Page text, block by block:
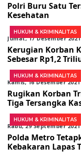
Polri Buru Satu
Kesehatan
HUKUM & KRIMINALITAS
Jumat, 17 Desember 2021
Kerugian Korban
Sebesar Rp1,2
HUKUM & KRIMINALITAS
Kamis, 16 Desember 2021
Rugikan Korban
Tiga Tersangka
HUKUM & KRIMINALITAS
Rabu, 29 September 2021
Polda Metro
Kebakaran Lapas